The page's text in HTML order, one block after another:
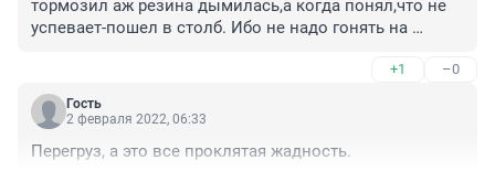
- ул. Казахская. Когда же доблестная ГИБДД наведёт
порядок с безнаказанным передвижением грузового
тормозил аж резина дымилась,а когда понял,что не
успевает-пошел в столб. Ибо не надо гонять на
СХИ,висит знак,запрещающий движение грузового
транспорта на этом участке дороги,но все на него
грузовиками в этом месте.
+1 –0
Гость
2 февраля 2022, 06:33
Перегруз, а это все проклятая жадность.